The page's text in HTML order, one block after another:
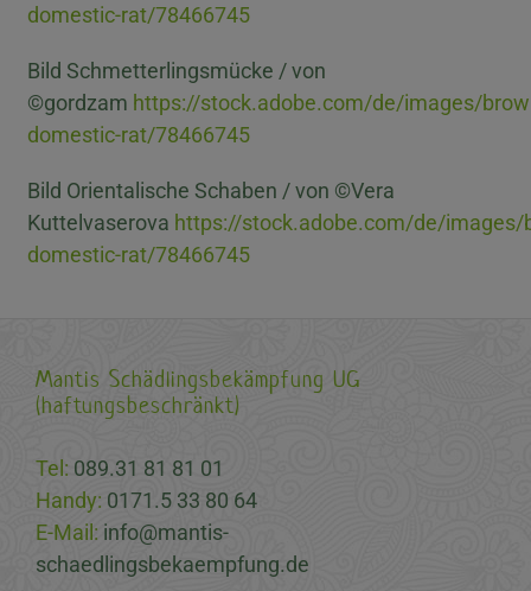
domestic-rat/78466745
Bild Schmetterlingsmücke / von
©gordzam https://stock.adobe.com/de/images/
domestic-rat/78466745
Bild Orientalische Schaben / von ©Vera
Kuttelvaserova https://stock.adobe.com/de/images/
domestic-rat/78466745
Mantis Schädlingsbekämpfung UG
(haftungsbeschränkt)
Tel: 089.31 81 81 01
Handy: 0171.5 33 80 64
E-Mail: info@mantis-
schaedlingsbekaempfung.de